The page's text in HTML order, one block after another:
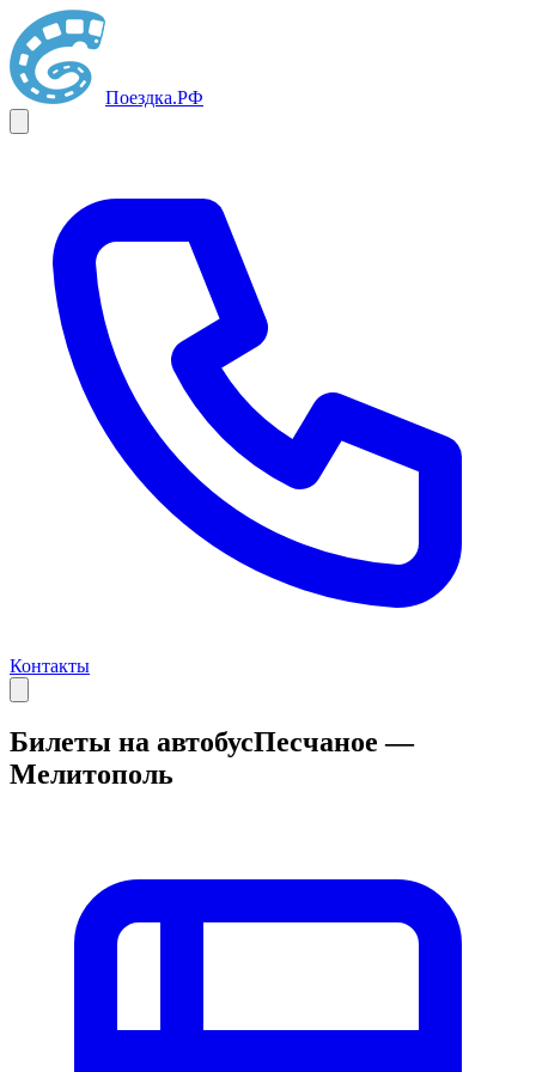
Поездка.РФ
Контакты
Билеты на автобусПесчаное —
Мелитополь